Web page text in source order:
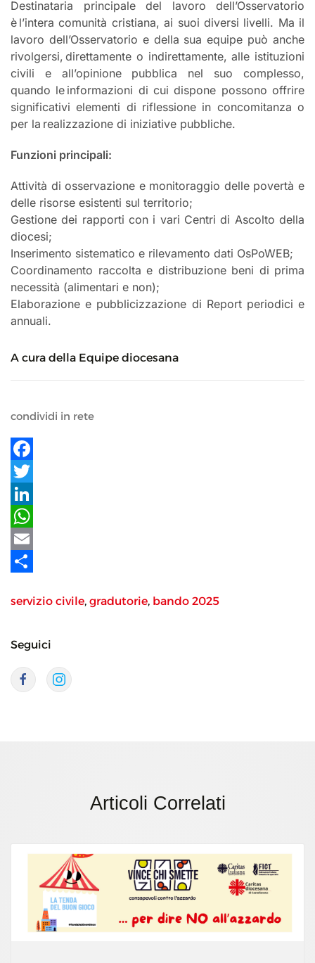
servizio civile, gradutorie, bando 2025
Seguici
Destinataria principale del lavoro dell’Osservatorio
è l’intera comunità cristiana, ai suoi diversi livelli. Ma il
lavoro dell’Osservatorio e della sua equipe può anche
rivolgersi, direttamente o indirettamente, alle istituzioni
civili e all’opinione pubblica nel suo complesso,
quando le informazioni di cui dispone possono offrire
significativi elementi di riflessione in concomitanza o
per la realizzazione di iniziative pubbliche.
Funzioni principali:
Attività di osservazione e monitoraggio delle povertà e
delle risorse esistenti sul territorio;
Gestione dei rapporti con i vari Centri di Ascolto della
diocesi;
Inserimento sistematico e rilevamento dati OsPoWEB;
Coordinamento raccolta e distribuzione beni di prima
necessità (alimentari e non);
Elaborazione e pubblicizzazione di Report periodici e
annuali.
A cura della Equipe diocesana
condividi in rete
Facebook
Twitter
LinkedIn
WhatsApp
Email
Articoli Correlati